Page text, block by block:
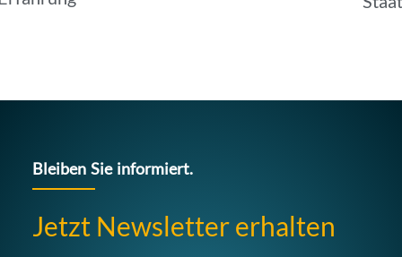
Bleiben Sie informiert.
Jetzt Newsletter erhalten